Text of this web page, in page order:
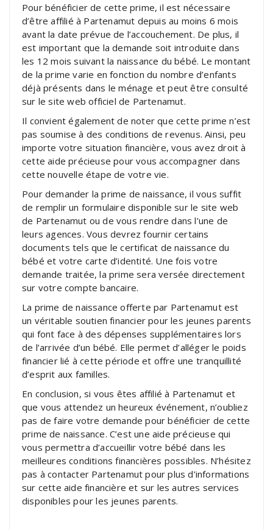
Pour bénéficier de cette prime, il est nécessaire
d’être affilié à Partenamut depuis au moins 6 mois
avant la date prévue de l’accouchement. De plus, il
est important que la demande soit introduite dans
les 12 mois suivant la naissance du bébé. Le montant
de la prime varie en fonction du nombre d’enfants
déjà présents dans le ménage et peut être consulté
sur le site web officiel de Partenamut.
Il convient également de noter que cette prime n’est
pas soumise à des conditions de revenus. Ainsi, peu
importe votre situation financière, vous avez droit à
cette aide précieuse pour vous accompagner dans
cette nouvelle étape de votre vie.
Pour demander la prime de naissance, il vous suffit
de remplir un formulaire disponible sur le site web
de Partenamut ou de vous rendre dans l’une de
leurs agences. Vous devrez fournir certains
documents tels que le certificat de naissance du
bébé et votre carte d’identité. Une fois votre
demande traitée, la prime sera versée directement
sur votre compte bancaire.
La prime de naissance offerte par Partenamut est
un véritable soutien financier pour les jeunes parents
qui font face à des dépenses supplémentaires lors
de l’arrivée d’un bébé. Elle permet d’alléger le poids
financier lié à cette période et offre une tranquillité
d’esprit aux familles.
En conclusion, si vous êtes affilié à Partenamut et
que vous attendez un heureux événement, n’oubliez
pas de faire votre demande pour bénéficier de cette
prime de naissance. C’est une aide précieuse qui
vous permettra d’accueillir votre bébé dans les
meilleures conditions financières possibles. N’hésitez
pas à contacter Partenamut pour plus d’informations
sur cette aide financière et sur les autres services
disponibles pour les jeunes parents.